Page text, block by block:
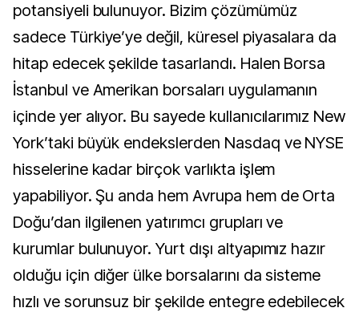
potansiyeli bulunuyor. Bizim çözümümüz
sadece Türkiye’ye değil, küresel piyasalara da
hitap edecek şekilde tasarlandı. Halen Borsa
İstanbul ve Amerikan borsaları uygulamanın
içinde yer alıyor. Bu sayede kullanıcılarımız New
York’taki büyük endekslerden Nasdaq ve NYSE
hisselerine kadar birçok varlıkta işlem
yapabiliyor. Şu anda hem Avrupa hem de Orta
Doğu’dan ilgilenen yatırımcı grupları ve
kurumlar bulunuyor. Yurt dışı altyapımız hazır
olduğu için diğer ülke borsalarını da sisteme
hızlı ve sorunsuz bir şekilde entegre edebilecek